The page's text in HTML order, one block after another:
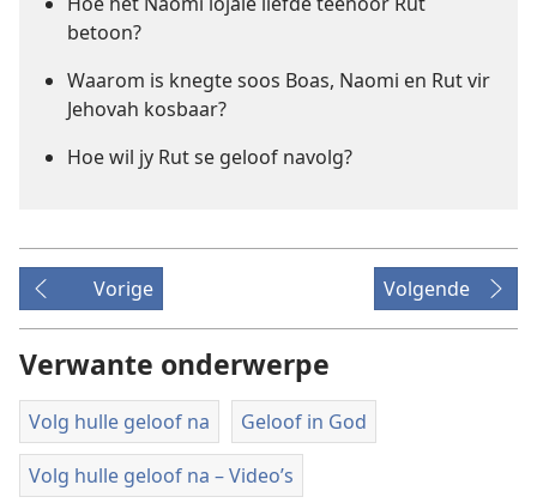
betoon?
Waarom is knegte soos Boas, Naomi en Rut vir
Jehovah kosbaar?
Hoe wil jy Rut se geloof navolg?
Vorige Volgende
Verwante onderwerpe
Volg hulle geloof na Geloof in God
Volg hulle geloof na​ – Video’s